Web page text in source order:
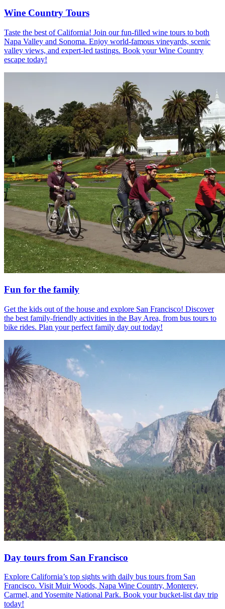
Wine Country Tours
Taste the best of California! Join our fun-filled wine tours to both
Napa Valley and Sonoma. Enjoy world-famous vineyards, scenic
valley views, and expert-led tastings. Book your Wine Country
escape today!
Fun for the family
Get the kids out of the house and explore San Francisco! Discover
the best family-friendly activities in the Bay Area, from bus tours to
bike rides. Plan your perfect family day out today!
Day tours from San Francisco
Explore California’s top sights with daily bus tours from San
Francisco. Visit Muir Woods, Napa Wine Country, Monterey,
Carmel, and Yosemite National Park. Book your bucket-list day trip
today!